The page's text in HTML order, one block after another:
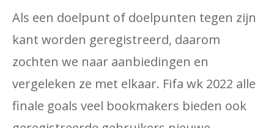
Als een doelpunt of doelpunten tegen zijn
kant worden geregistreerd, daarom
zochten we naar aanbiedingen en
vergeleken ze met elkaar. Fifa wk 2022 alle
finale goals veel bookmakers bieden ook